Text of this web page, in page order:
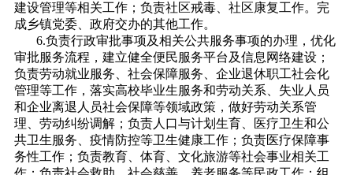
建设管理等相关工作；负责社区戒毒、社区康复工作。完
成乡镇党委、政府交办的其他工作。
6.负责行政审批事项及相关公共服务事项的办理，优化
审批服务流程，建立健全便民服务平台及信息网络建设；
负责劳动就业服务、社会保障服务、企业退休职工社会化
管理等工作，落实高校毕业生服务和劳动关系、失业人员
和企业离退人员社会保障等领域政策，做好劳动关系管
理、劳动纠纷调解；负责人口与计划生育、医疗卫生和公
共卫生服务、疫情防控等卫生健康工作；负责医疗保障事
务性工作；负责教育、体育、文化旅游等社会事业相关工